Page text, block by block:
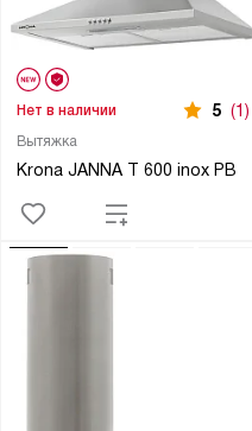
Вытяжка
Krona JANNA T 600 inox PB
Нет в наличии 5 (1)